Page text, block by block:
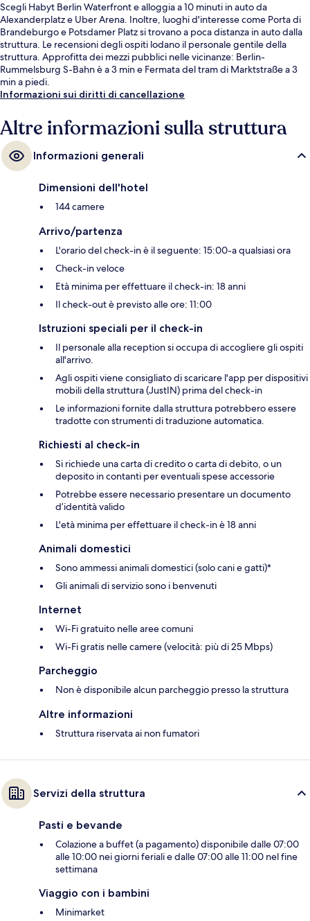
Scegli Habyt Berlin Waterfront e alloggia a 10 minuti in auto da
Alexanderplatz e Uber Arena. Inoltre, luoghi d'interesse come Porta di
Brandeburgo e Potsdamer Platz si trovano a poca distanza in auto dalla
struttura. Le recensioni degli ospiti lodano il personale gentile della
struttura. Approfitta dei mezzi pubblici nelle vicinanze: Berlin-
Rummelsburg S-Bahn è a 3 min e Fermata del tram di Marktstraße a 3
min a piedi.
Informazioni sui diritti di cancellazione
Altre informazioni sulla struttura
Informazioni generali
Dimensioni dell'hotel
144 camere
Arrivo/partenza
L'orario del check-in è il seguente: 15:00-a qualsiasi ora
Check-in veloce
Età minima per effettuare il check-in: 18 anni
Il check-out è previsto alle ore: 11:00
Istruzioni speciali per il check-in
Il personale alla reception si occupa di accogliere gli ospiti
all'arrivo.
Agli ospiti viene consigliato di scaricare l'app per dispositivi
mobili della struttura (JustIN) prima del check-in
Le informazioni fornite dalla struttura potrebbero essere
tradotte con strumenti di traduzione automatica.
Richiesti al check-in
Si richiede una carta di credito o carta di debito, o un
deposito in contanti per eventuali spese accessorie
Potrebbe essere necessario presentare un documento
d’identità valido
L'età minima per effettuare il check-in è 18 anni
Animali domestici
Sono ammessi animali domestici (solo cani e gatti)*
Gli animali di servizio sono i benvenuti
Internet
Wi-Fi gratuito nelle aree comuni
Wi-Fi gratis nelle camere (velocità: più di 25 Mbps)
Parcheggio
Non è disponibile alcun parcheggio presso la struttura
Altre informazioni
Struttura riservata ai non fumatori
Servizi della struttura
Pasti e bevande
Colazione a buffet (a pagamento) disponibile dalle 07:00
alle 10:00 nei giorni feriali e dalle 07:00 alle 11:00 nel fine
settimana
Viaggio con i bambini
Minimarket